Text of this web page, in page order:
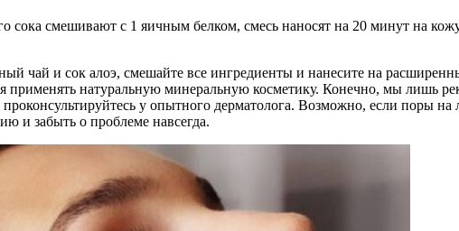
сока смешивают с 1 яичным белком, смесь наносят на 20 минут на
чай и сок алоэ, смешайте все ингредиенты и нанесите на
натуральную минеральную косметику. Конечно, мы лишь
у опытного дерматолога. Возможно, если поры
и забыть о проблеме навсегда.